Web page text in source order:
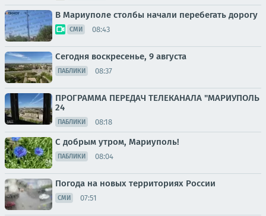
В Мариуполе столбы начали перебегать дорогу
СМИ 08:43
Сегодня воскресенье, 9 августа
ПАБЛИКИ 08:37
ПРОГРАММА ПЕРЕДАЧ ТЕЛЕКАНАЛА "МАРИУПОЛЬ
24
ПАБЛИКИ 08:18
С добрым утром, Мариуполь!
ПАБЛИКИ 08:04
Погода на новых территориях России
СМИ 07:51